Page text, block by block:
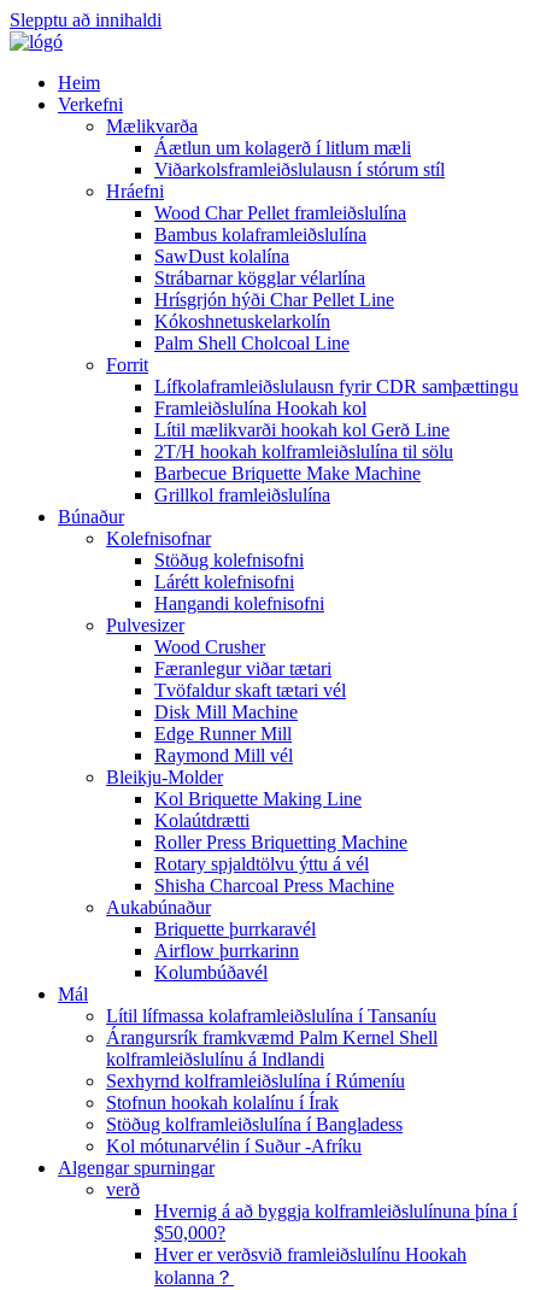
Slepptu að innihaldi
Heim
Verkefni
Mælikvarða
Áætlun um kolagerð í litlum mæli
Viðarkolsframleiðslulausn í stórum stíl
Hráefni
Wood Char Pellet framleiðslulína
Bambus kolaframleiðslulína
SawDust kolalína
Strábarnar kögglar vélarlína
Hrísgrjón hýði Char Pellet Line
Kókoshnetuskelarkolín
Palm Shell Cholcoal Line
Forrit
Lífkolaframleiðslulausn fyrir CDR samþættingu
Framleiðslulína Hookah kol
Lítil mælikvarði hookah kol Gerð Line
2T/H hookah kolframleiðslulína til sölu
Barbecue Briquette Make Machine
Grillkol framleiðslulína
Búnaður
Kolefnisofnar
Stöðug kolefnisofni
Lárétt kolefnisofni
Hangandi kolefnisofni
Pulvesizer
Wood Crusher
Færanlegur viðar tætari
Tvöfaldur skaft tætari vél
Disk Mill Machine
Edge Runner Mill
Raymond Mill vél
Bleikju-Molder
Kol Briquette Making Line
Kolaútdrætti
Roller Press Briquetting Machine
Rotary spjaldtölvu ýttu á vél
Shisha Charcoal Press Machine
Aukabúnaður
Briquette þurrkaravél
Airflow þurrkarinn
Kolumbúðavél
Mál
Lítil lífmassa kolaframleiðslulína í Tansaníu
Árangursrík framkvæmd Palm Kernel Shell
kolframleiðslulínu á Indlandi
Sexhyrnd kolframleiðslulína í Rúmeníu
Stofnun hookah kolalínu í Írak
Stöðug kolframleiðslulína í Bangladess
Kol mótunarvélin í Suður -Afríku
Algengar spurningar
verð
Hvernig á að byggja kolframleiðslulínuna þína í
$50,000?
Hver er verðsvið framleiðslulínu Hookah
kolanna？